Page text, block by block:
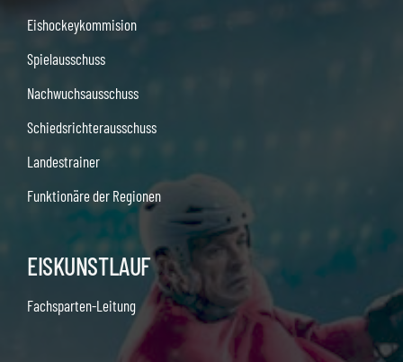
Eishockeykommision
Spielausschuss
Nachwuchsausschuss
Schiedsrichterausschuss
Landestrainer
Funktionäre der Regionen
EISKUNSTLAUF
Fachsparten-Leitung